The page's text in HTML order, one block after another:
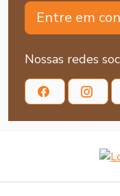
Entre em
Nossas redes